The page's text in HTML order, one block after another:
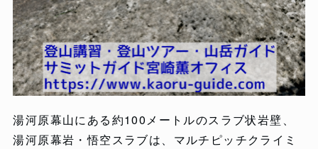
湯河原幕山にある約100メートルのスラブ状岩壁、
湯河原幕岩・悟空スラブは、マルチピッチクライミ